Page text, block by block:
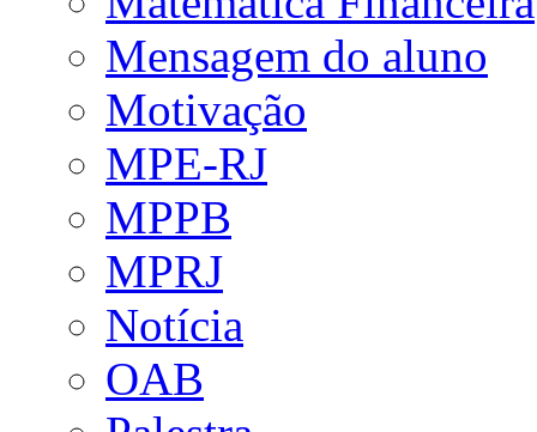
Mensagem do aluno
Motivação
MPE-RJ
MPPB
MPRJ
Notícia
OAB